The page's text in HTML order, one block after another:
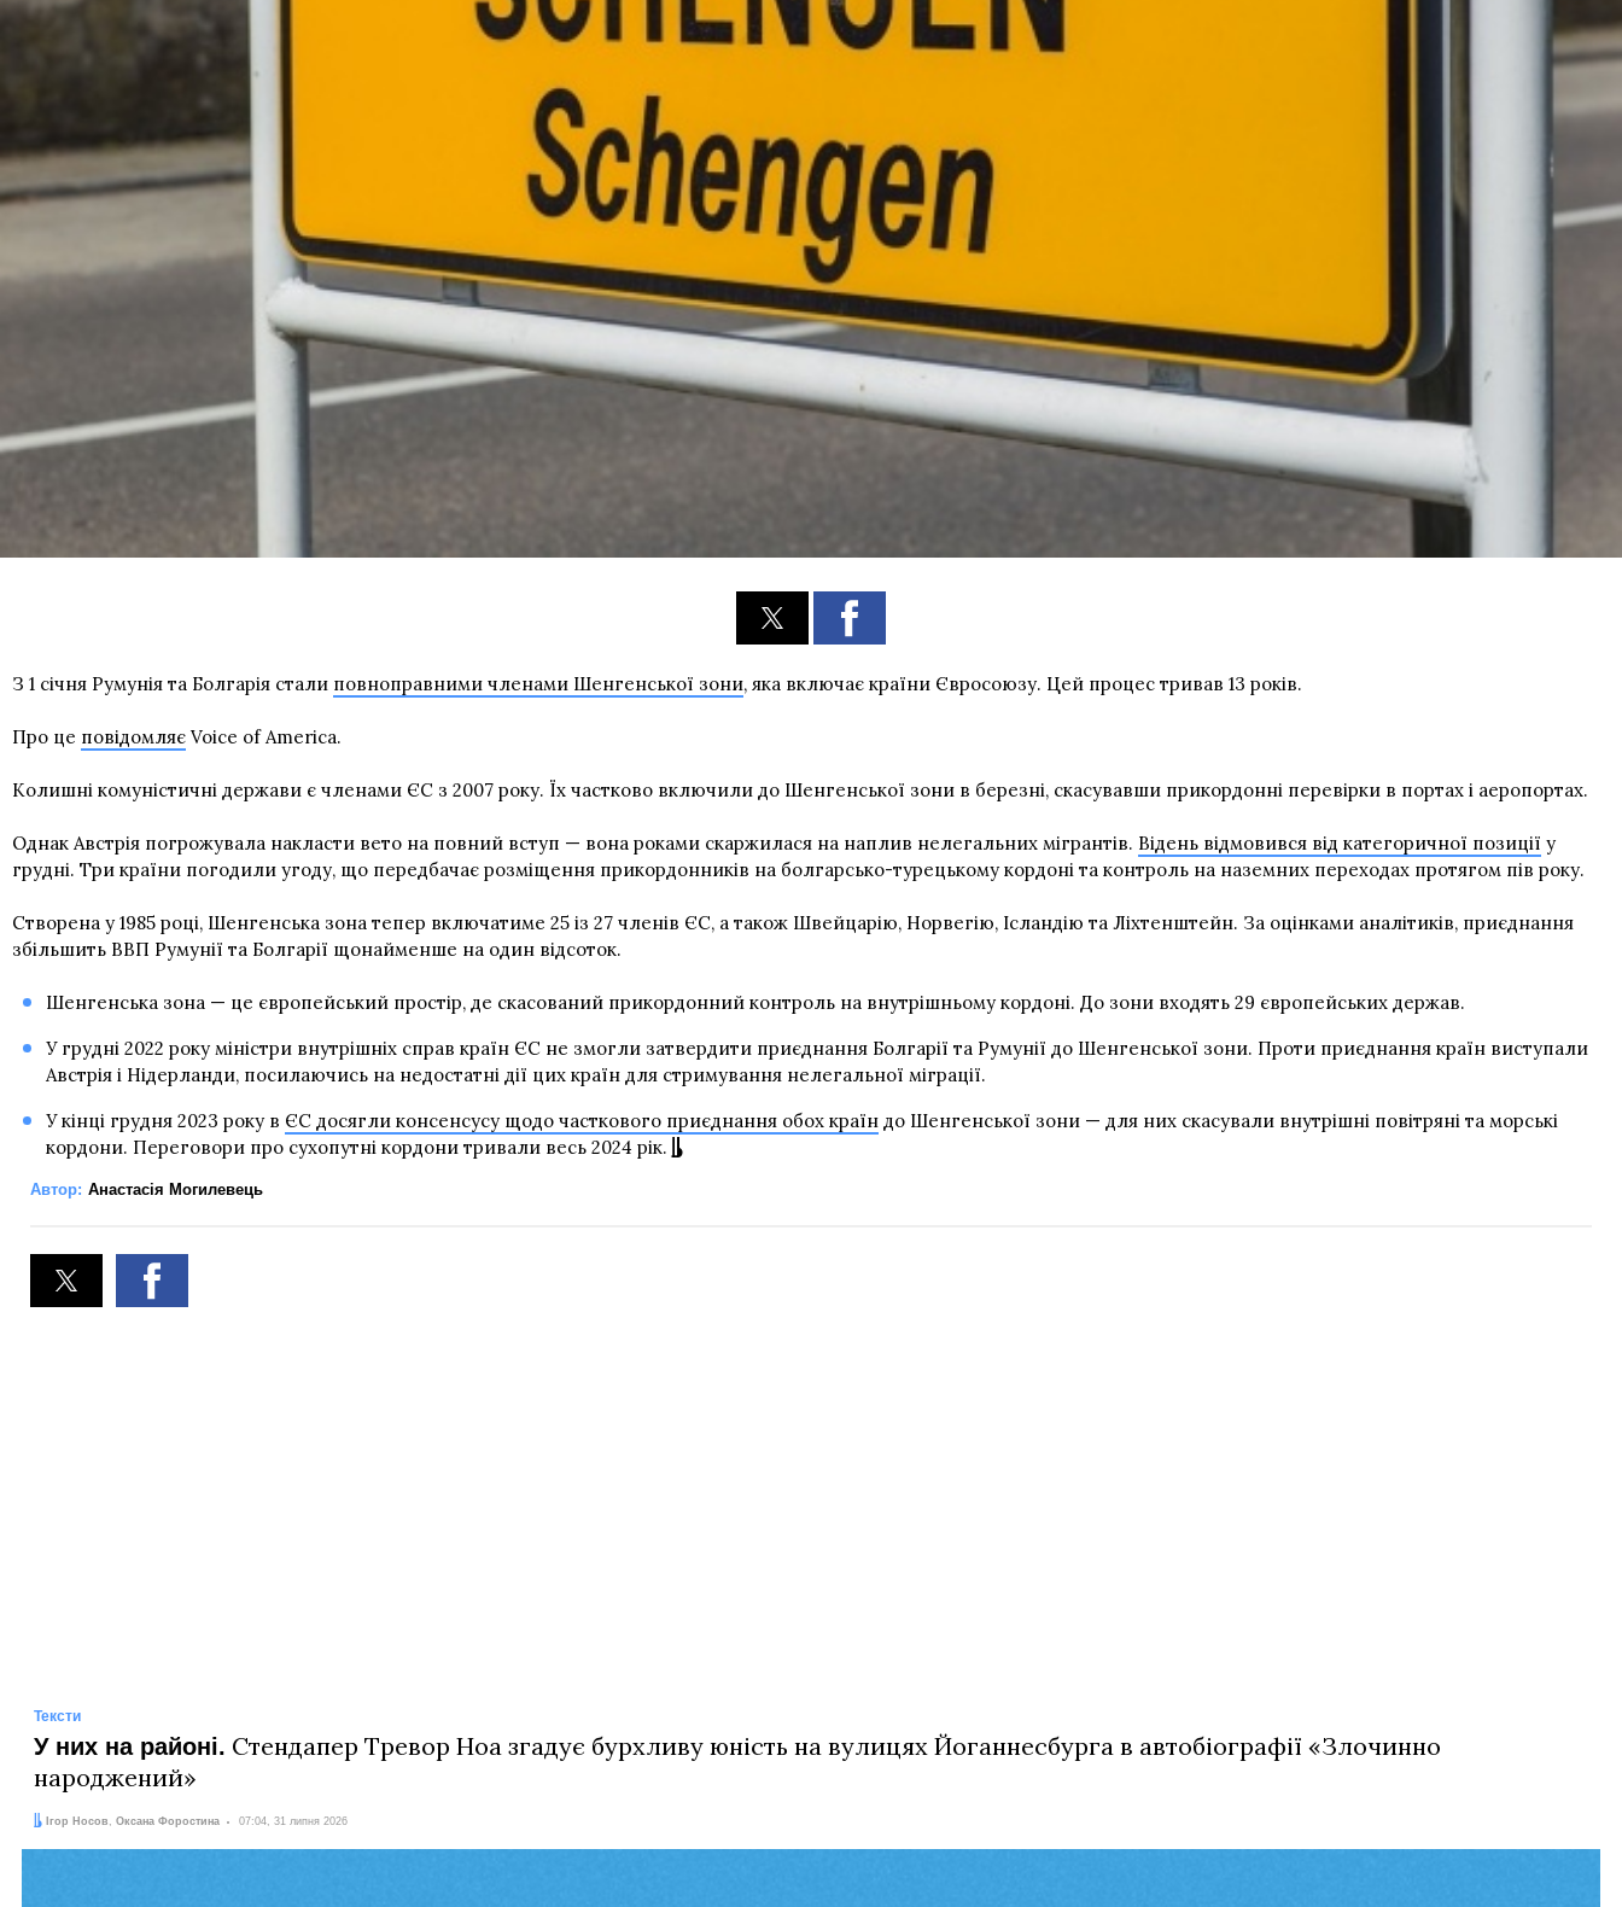
З 1 січня Румунія та Болгарія стали повноправними членами Шенгенської зони, яка включає країни Євросоюзу. Цей процес тривав 13 років.
Про це повідомляє Voice of America.
Колишні комуністичні держави є членами ЄС з 2007 року. Їх частково включили до Шенгенської зони в березні, скасувавши прикордонні перевірки в портах і аеропортах.
Однак Австрія погрожувала накласти вето на повний вступ — вона роками скаржилася на наплив нелегальних мігрантів. Відень відмовився від категоричної позиції у
грудні. Три країни погодили угоду, що передбачає розміщення прикордонників на болгарсько-турецькому кордоні та контроль на наземних переходах протягом пів року.
Створена у 1985 році, Шенгенська зона тепер включатиме 25 із 27 членів ЄС, а також Швейцарію, Норвегію, Ісландію та Ліхтенштейн. За оцінками аналітиків, приєднання
збільшить ВВП Румунії та Болгарії щонайменше на один відсоток.
Шенгенська зона — це європейський простір, де скасований прикордонний контроль на внутрішньому кордоні. До зони входять 29 європейських держав.
У грудні 2022 року міністри внутрішніх справ країн ЄС не змогли затвердити приєднання Болгарії та Румунії до Шенгенської зони. Проти приєднання країн виступали
Австрія і Нідерланди, посилаючись на недостатні дії цих країн для стримування нелегальної міграції.
У кінці грудня 2023 року в ЄС досягли консенсусу щодо часткового приєднання обох країндо Шенгенської зони — для них скасували внутрішні повітряні та морські
кордони. Переговори про сухопутні кордони тривали весь 2024 рік.
Автор: Анастасія Могилевець